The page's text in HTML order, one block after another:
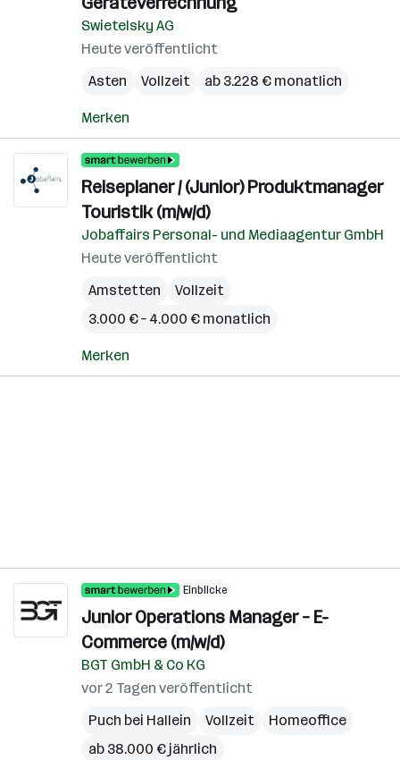
Swietelsky AG
Heute veröffentlicht
Asten
Vollzeit ab 3.228 € monatlich
Merken
Reiseplaner / (Junior) Produktmanager
Touristik (m/w/d)
Jobaffairs Personal- und Mediaagentur GmbH
Heute veröffentlicht
Amstetten
Vollzeit
3.000 € – 4.000 € monatlich
Merken
Einblicke
Junior Operations Manager – E-
Commerce (m/w/d)
BGT GmbH & Co KG
vor 2 Tagen veröffentlicht
Puch bei Hallein
Vollzeit
Homeoffice
ab 38.000 € jährlich